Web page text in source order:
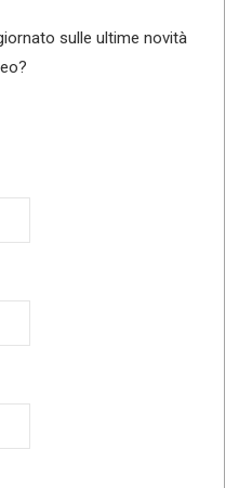
sulle ultime novità